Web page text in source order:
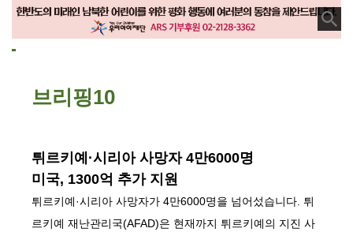
브리핑10
튀르키예·시리아 사망자 4만6000명
미국, 1300억 추가 지원
튀르키예·시리아 사망자가 4만6000명을 넘어섰습니다. 튀
르키예 재난관리국(AFAD)은 현재까지 튀르키예의 지진 사